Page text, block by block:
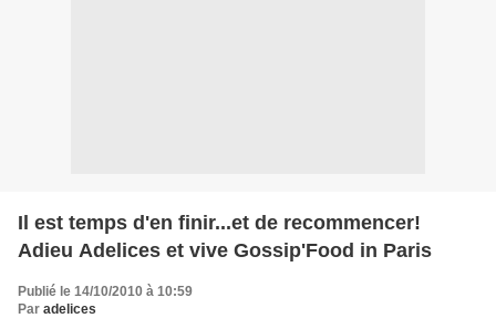
Il est temps d'en finir...et de recommencer!
Adieu Adelices et vive Gossip'Food in Paris
Publié le 14/10/2010 à 10:59
Par adelices